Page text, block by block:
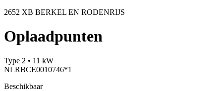
2652 XB BERKEL EN RODENRIJS
Oplaadpunten
Type 2 • 11 kW
NLRBCE0010746*1
Beschikbaar